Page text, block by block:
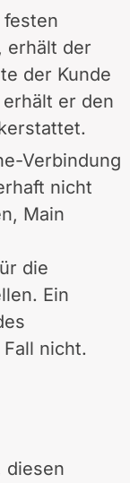
festen
erhält der
der Kunde
er den
Verbindung
nicht
Main
die
Ein
nicht.
diesen